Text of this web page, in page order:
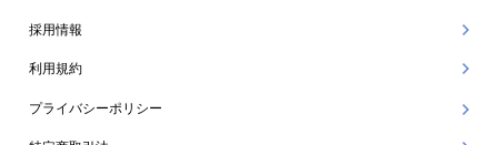
採用情報
利用規約
プライバシーポリシー